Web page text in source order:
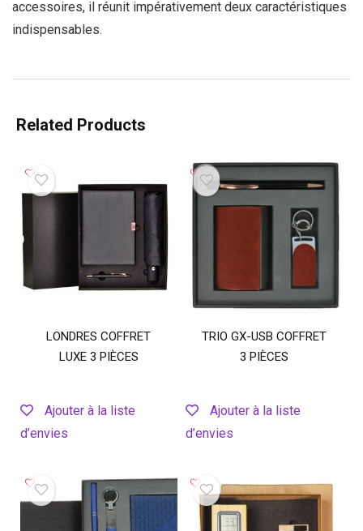
accessoires, il réunit impérativement deux caractéristiques
indispensables.
Related Products
LONDRES COFFRET
LUXE 3 PIÈCES
Ajouter à la liste
d’envies
TRIO GX-USB COFFRET
3 PIÈCES
Ajouter à la liste
d’envies